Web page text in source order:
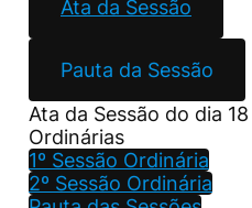
Ata da Sessão
Pauta da Sessão
Ata da Sessão do dia
Ordinárias
1º Sessão Ordinária
2º Sessão Ordinária